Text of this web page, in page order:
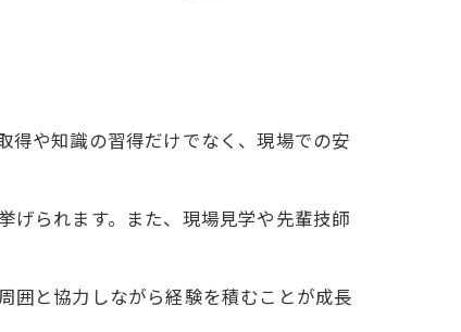
得や知識の習得だけでなく、現場での安
げられます。また、現場見学や先輩技師
囲と協力しながら経験を積むことが成長